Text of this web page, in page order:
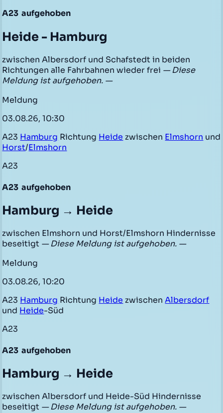
A23 aufgehoben
Heide - Hamburg
zwischen Albersdorf und Schafstedt in beiden
Richtungen alle Fahrbahnen wieder frei — Diese
Meldung ist aufgehoben. —
Meldung
03.08.26, 10:30
A23 Hamburg Richtung Heide zwischen Elmshorn und
Horst/Elmshorn
A23
A23 aufgehoben
Hamburg → Heide
zwischen Elmshorn und Horst/Elmshorn Hindernisse
beseitigt — Diese Meldung ist aufgehoben. —
Meldung
03.08.26, 10:20
A23 Hamburg Richtung Heide zwischenAlbersdorf
und Heide-Süd
A23
A23 aufgehoben
Hamburg → Heide
zwischen Albersdorf und Heide-Süd Hindernisse
beseitigt — Diese Meldung ist aufgehoben. —